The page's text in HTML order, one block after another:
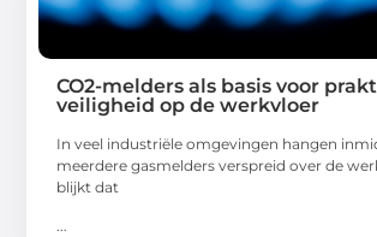
CO2-melders als basis voor
veiligheid op de werkvloer
In veel industriële omgevingen hangen
meerdere gasmelders verspreid over de
blijkt dat
...